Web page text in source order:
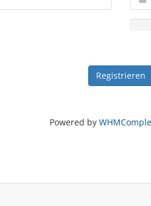
Powered by